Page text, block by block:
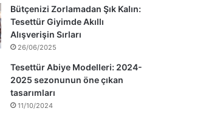
Bütçenizi Zorlamadan Şık Kalın:
Tesettür Giyimde Akıllı
Alışverişin Sırları
26/06/2025
Tesettür Abiye Modelleri: 2024-
2025 sezonunun öne çıkan
tasarımları
11/10/2024